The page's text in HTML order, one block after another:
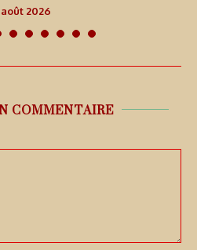
août 2026
COMMENTAIRE